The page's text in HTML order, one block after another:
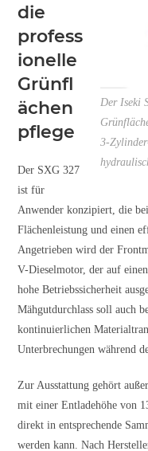
Der Iseki
3-
die
profess
ionelle
Grünfl
ächen
pflege
Der SXG 327
ist für
Anwender konzipiert, die
Flächenleistung und einen
Angetrieben wird der
V-Dieselmotor, der auf
hohe Betriebssicherheit
Mähgutdurchlass soll auch
kontinuierlichen
Unterbrechungen während
Zur Ausstattung gehört
mit einer Entladehöhe von
direkt in entsprechende
werden kann. Nach